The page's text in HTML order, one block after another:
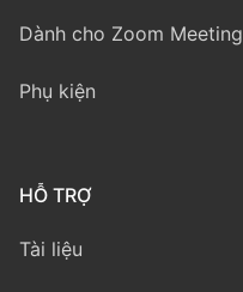
Dành cho Zoom Meeting
Phụ kiện
HỖ TRỢ
Tài liệu